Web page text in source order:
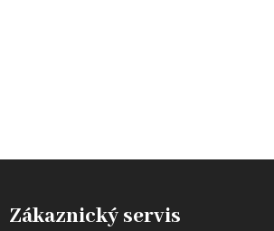
Zákaznický servis